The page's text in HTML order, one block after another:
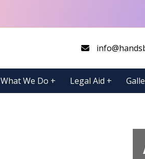
What We Do + Legal Aid +